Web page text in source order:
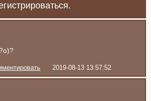
2019-08-13 13:57:52